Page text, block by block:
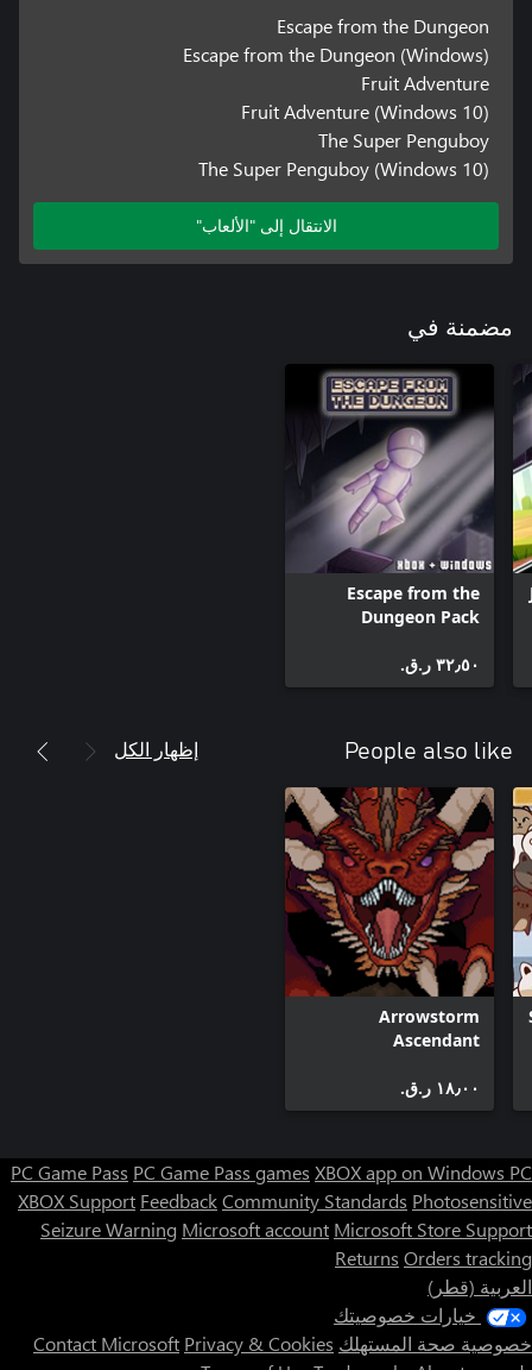
Escape from the Dungeon
Escape from the Dungeon (Windows)
Fruit Adventure
Fruit Adventure (Windows 10)
The Super Penguboy
The Super Penguboy (Windows 10)
الانتقال إلى "الألعاب"
مضمنة في
Escape from the
Dungeon Pack
٣٢٫٥٠ ر.ق.‏
People also like إظهار الكل
Arrowstorm
Ascendant
١٨٫٠٠ ر.ق.‏
PC Game Pass PC Game Pass games XBOX app on Windows PC
XBOX Support FeedbackCommunity Standards Photosensitive
Seizure Warning Microsoft account Microsoft Store Support
Returns Orders tracking
العربية (قطر)
خيارات خصوصيتك
خصوصية صحة المستهلك
Contact Microsoft Privacy & Cookies